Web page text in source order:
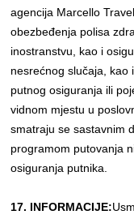
agencija Marcello Travel
obezbeđenja polisa
inostranstvu, kao i
nesrećnog slučaja, kao
putnog osiguranja ili
vidnom mjestu u
smatraju se sastavnim
programom putovanja
osiguranja putnika.
17. INFORMACIJE: